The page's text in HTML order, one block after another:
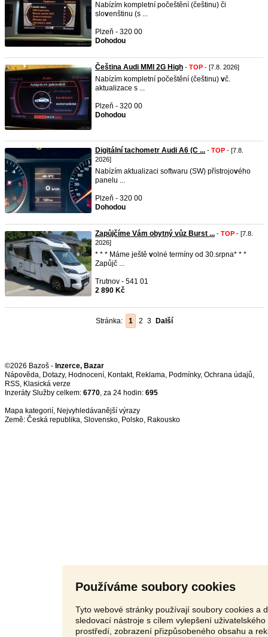
Používáme soubory cookies
Tyto webové stránky používají soubory cookies a
sledovací nástroje s cílem vylepšení uživatelského
prostředí, zobrazení přizpůsobeného obsahu a
Nabízím kompletní počeštění (češtinu) či
slovenštinu (s ...
Plzeň - 320 00
Dohodou
Čeština Audi MMI 2G High - TOP - [7.8. 2026]
Nabízím kompletní počeštění (češtinu) vč.
aktualizace s ...
Plzeň - 320 00
Dohodou
Digitální tachometr Audi A6 (C ... - TOP - [7.8.
2026]
Nabízím aktualizaci softwaru (SW) přístrojového
panelu ...
Plzeň - 320 00
Dohodou
Zapůjčíme Vám obytný vůz Burst ... - TOP - [7.8.
2026]
* * * Máme ještě volné termíny od 30.srpna* * *
Zapůjč ...
Trutnov - 541 01
2 890 Kč
Stránka: 1 2 3 Další
©2026 Bazoš - Inzerce, Bazar
Nápověda, Dotazy, Hodnocení, Kontakt, Reklama, Podmínky, Ochrana údajů,
RSS,
Inzeráty Služby celkem: 6770, za 24 hodin: 695
Mapa kategorií, Nejvyhledávanější výrazy
Země: Česká republika, Slovensko, Polsko, Rakousko